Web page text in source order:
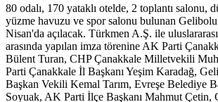
80 odalı, 170 yataklı otelde, 2 toplantı salonu,
yüzme havuzu ve spor salonu bulunan
Nisan'da açılacak. Türkmen A.Ş. ile
arasında yapılan imza törenine AK Parti
Bülent Turan, CHP Çanakkale Milletvekili
Parti Çanakkale İl Başkanı Yeşim Karadağ,
Başkan Vekili Kemal Tarım, Evreşe Belediye
Soyuak, AK Parti İlçe Başkanı Mahmut Çetin,